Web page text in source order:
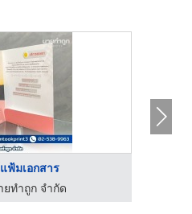
ฟ้มเอกสาร
ทำถูก จำกัด